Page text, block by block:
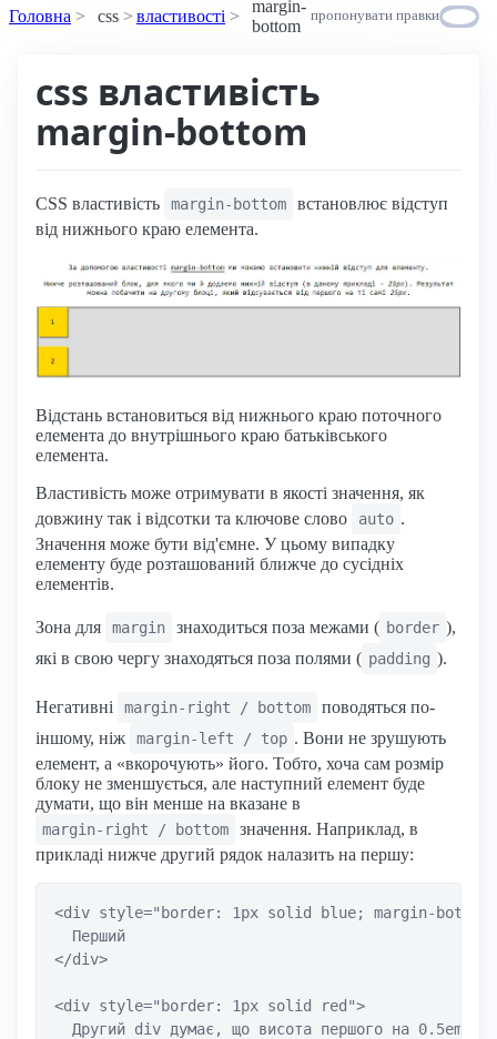
Головна css властивості
margin-
bottom
пропонувати правки
css властивість
margin-bottom
CSS властивість margin-bottom
встановлює відступ
від нижнього краю елемента.
Відстань встановиться від нижнього краю поточного
елемента до внутрішнього краю батьківського
елемента.
Властивість може отримувати в якості значення, як
довжину так і відсотки та ключове слово
auto .
Значення може бути від'ємне. У цьому випадку
елементу буде розташований ближче до сусідніх
елементів.
Зона для margin знаходиться поза межами ( border ),
які в свою чергу знаходяться поза полями ( padding ).
Негативні margin-right / bottom
поводяться по-
іншому, ніж
margin-left / top . Вони не зрушують
елемент, а «вкорочують» його. Тобто, хоча сам розмір
блоку не зменшується, але наступний елемент буде
думати, що він менше на вказане в
margin-right / bottom
значення. Наприклад, в
прикладі нижче другий рядок налазить на першу:
<div style="border: 1px solid blue; margin-bottom:
  Перший
</div>
<div style="border: 1px solid red">
Другий div думає, що висота першого на 0.5em